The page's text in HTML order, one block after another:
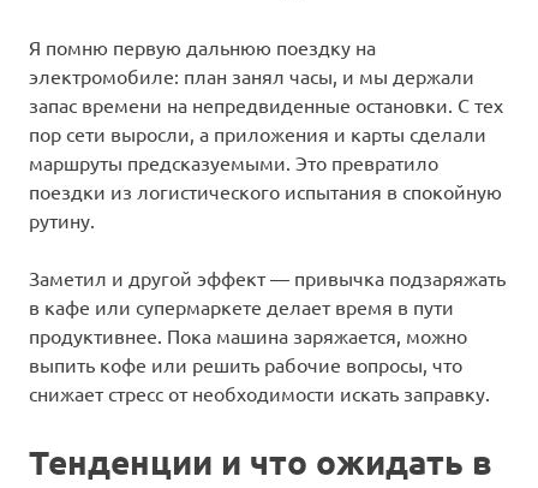
Я помню первую дальнюю поездку на
электромобиле: план занял часы, и мы держали
запас времени на непредвиденные остановки. С тех
пор сети выросли, а приложения и карты сделали
маршруты предсказуемыми. Это превратило
поездки из логистического испытания в спокойную
рутину.
Заметил и другой эффект — привычка подзаряжать
в кафе или супермаркете делает время в пути
продуктивнее. Пока машина заряжается, можно
выпить кофе или решить рабочие вопросы, что
снижает стресс от необходимости искать заправку.
Тенденции и что ожидать в